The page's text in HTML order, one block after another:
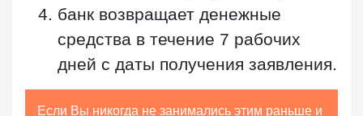
банк возвращает денежные
средства в течение 7 рабочих
дней с даты получения заявления.
Если Вы никогда не занимались этим раньше и